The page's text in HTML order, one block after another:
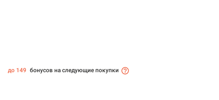
до 149 бонусов на следующие покупки